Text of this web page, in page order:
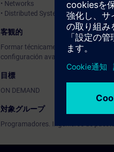
• Networks
• Distributed Systems
客観的
Formar técnicamente a los
configuración avanzada de las
目標
ON DEMAND
対象グループ
Programadores. Ingenieros de